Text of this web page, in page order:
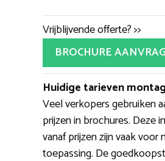
Vrijblijvende offerte? >>
BROCHURE
Huidige tarieven
Veel verkopers gebruiken
prijzen in brochures. Deze
vanaf prijzen zijn vaak voor
toepassing. De